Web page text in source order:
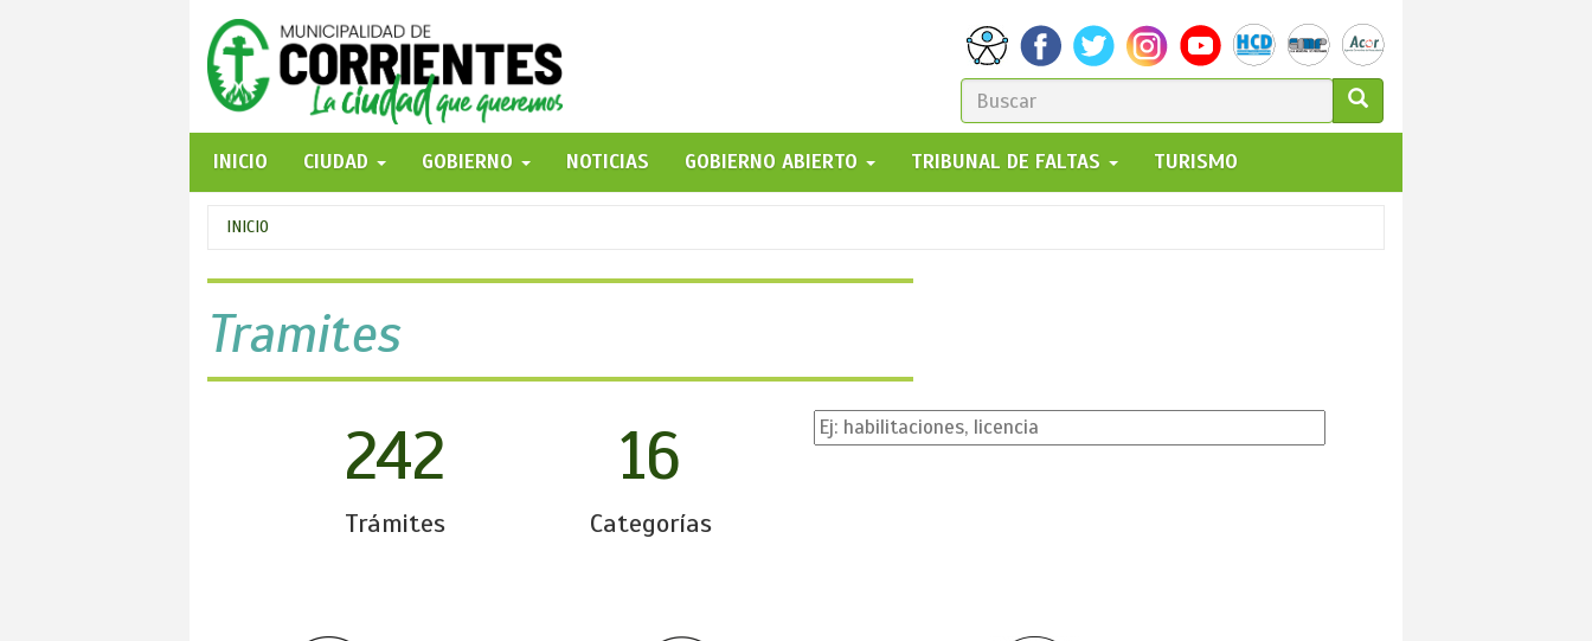
FORMULARIO
DE
BÚSQUEDA
GO!
INICIO
CIUDAD GOBIERNO NOTICIAS GOBIERNO ABIERTO TRIBUNAL DE FALTAS TURISMO
Se
encuentra
usted
aquí
INICIO
Tramites
242
Trámites
16
Categorías